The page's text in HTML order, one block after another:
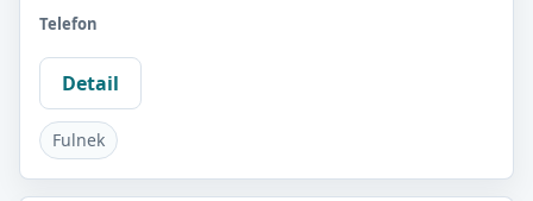
Telefon
Detail
Fulnek